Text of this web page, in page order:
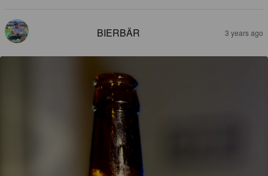
BIERBÄR 3 years ago